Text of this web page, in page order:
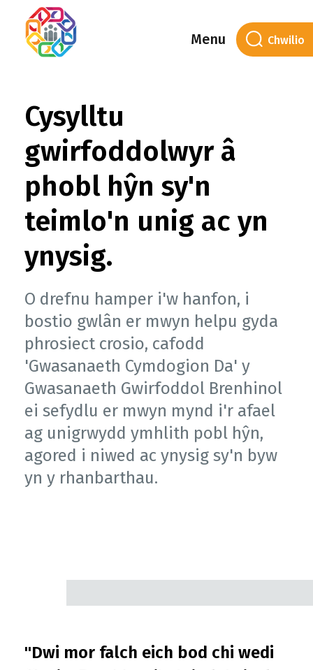
Menu
Cysylltu
gwirfoddolwyr â
phobl hŷn sy'n
teimlo'n unig ac yn
ynysig.
O drefnu hamper i'w hanfon, i
bostio gwlân er mwyn helpu gyda
phrosiect crosio, cafodd
'Gwasanaeth Cymdogion Da' y
Gwasanaeth Gwirfoddol Brenhinol
ei sefydlu er mwyn mynd i'r afael
ag unigrwydd ymhlith pobl hŷn,
agored i niwed ac ynysig sy'n byw
yn y rhanbarthau.
"Dwi mor falch eich bod chi wedi